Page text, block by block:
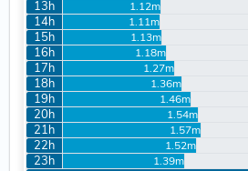
13h 1.12m
14h 1.11m
15h 1.13m
16h 1.18m
17h 1.27m
18h 1.36m
19h 1.46m
20h 1.54m
21h 1.57m
22h 1.52m
23h 1.39m